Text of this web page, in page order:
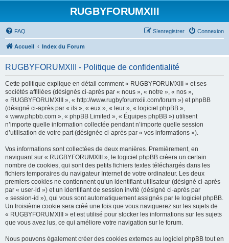
RUGBYFORUMXIII
FAQ Connexion
S’enregistrer
Accueil Index du Forum
RUGBYFORUMXIII - Politique de confidentialité
Cette politique explique en détail comment « RUGBYFORUMXIII » et ses
sociétés affiliées (désignés ci-après par « nous », « notre », « nos »,
« RUGBYFORUMXIII », « http://www.rugbyforumxiii.com/forum ») et phpBB
(désigné ci-après par « ils », « eux », « leur », « logiciel phpBB »,
« www.phpbb.com », « phpBB Limited », « Équipes phpBB ») utilisent
n’importe quelle information collectée pendant n’importe quelle session
d’utilisation de votre part (désignée ci-après par « vos informations »).
Vos informations sont collectées de deux manières. Premièrement, en
naviguant sur « RUGBYFORUMXIII », le logiciel phpBB créera un certain
nombre de cookies, qui sont des petits fichiers textes téléchargés dans les
fichiers temporaires du navigateur Internet de votre ordinateur. Les deux
premiers cookies ne contiennent qu’un identifiant utilisateur (désigné ci-après
par « user-id ») et un identifiant de session invité (désigné ci-après par
« session-id »), qui vous sont automatiquement assignés par le logiciel phpBB.
Un troisième cookie sera créé une fois que vous naviguerez sur les sujets de
« RUGBYFORUMXIII » et est utilisé pour stocker les informations sur les sujets
que vous avez lus, ce qui améliore votre navigation sur le forum.
Nous pouvons également créer des cookies externes au logiciel phpBB tout en